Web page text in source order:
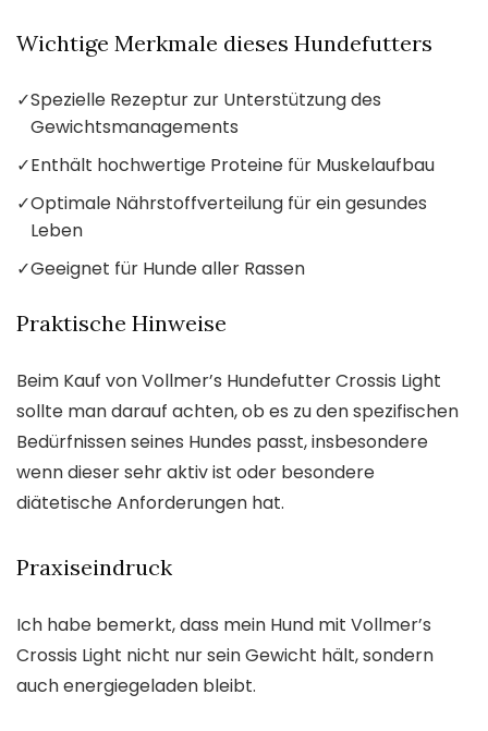
Wichtige Merkmale dieses Hundefutters
✓Spezielle Rezeptur zur Unterstützung des
Gewichtsmanagements
✓Enthält hochwertige Proteine für Muskelaufbau
✓Optimale Nährstoffverteilung für ein gesundes
Leben
✓Geeignet für Hunde aller Rassen
Praktische Hinweise
Beim Kauf von Vollmer’s Hundefutter Crossis Light
sollte man darauf achten, ob es zu den spezifischen
Bedürfnissen seines Hundes passt, insbesondere
wenn dieser sehr aktiv ist oder besondere
diätetische Anforderungen hat.
Praxiseindruck
Ich habe bemerkt, dass mein Hund mit Vollmer’s
Crossis Light nicht nur sein Gewicht hält, sondern
auch energiegeladen bleibt.